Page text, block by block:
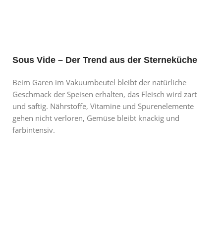
Sous Vide – Der Trend aus der Sterneküche
Beim Garen im Vakuumbeutel bleibt der natürliche
Geschmack der Speisen erhalten, das Fleisch wird zart
und saftig. Nährstoffe, Vitamine und Spurenelemente
gehen nicht verloren, Gemüse bleibt knackig und
farbintensiv.